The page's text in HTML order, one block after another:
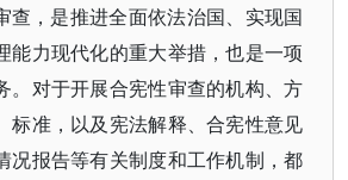
查，是推进全面依法治国、实现国
能力现代化的重大举措，也是一项
。对于开展合宪性审查的机构、方
标准，以及宪法解释、合宪性意见
况报告等有关制度和工作机制，都